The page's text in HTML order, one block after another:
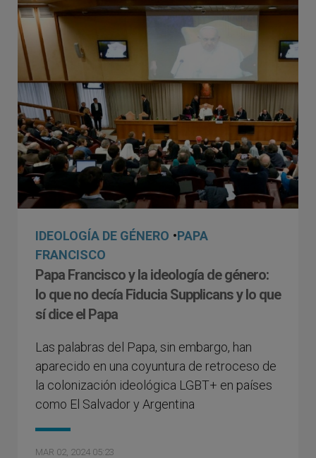
IDEOLOGÍA DE GÉNERO •PAPA
FRANCISCO
Papa Francisco y la ideología de género:
lo que no decía Fiducia Supplicans y lo que
sí dice el Papa
Las palabras del Papa, sin embargo, han
aparecido en una coyuntura de retroceso de
la colonización ideológica LGBT+ en países
como El Salvador y Argentina
MAR 02, 2024 05:23